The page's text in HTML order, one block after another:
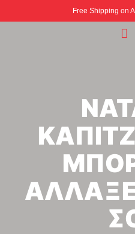
Free Shipping on